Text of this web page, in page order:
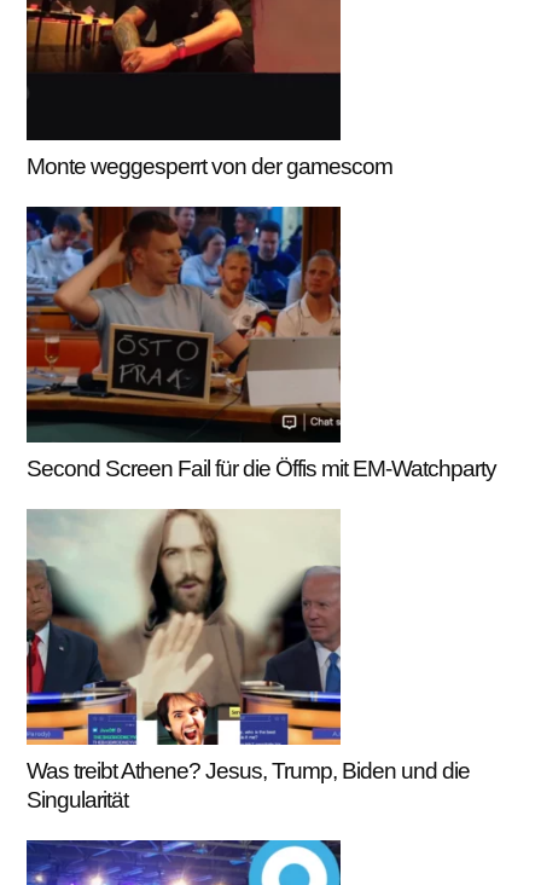
Monte weggesperrt von der gamescom
Second Screen Fail für die Öffis mit EM-Watchparty
Was treibt Athene? Jesus, Trump, Biden und die
Singularität